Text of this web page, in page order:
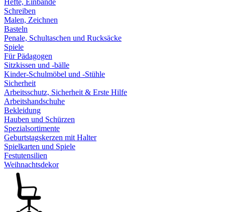
Hefte, Einbände
Schreiben
Malen, Zeichnen
Basteln
Penale, Schultaschen und Rucksäcke
Spiele
Für Pädagogen
Sitzkissen und -bälle
Kinder-Schulmöbel und -Stühle
Sicherheit
Arbeitsschutz, Sicherheit & Erste Hilfe
Arbeitshandschuhe
Bekleidung
Hauben und Schürzen
Spezialsortimente
Geburtstagskerzen mit Halter
Spielkarten und Spiele
Festutensilien
Weihnachtsdekor